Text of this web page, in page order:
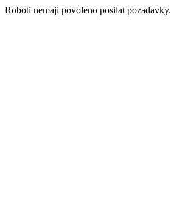
Roboti nemaji povoleno posilat pozadavky.